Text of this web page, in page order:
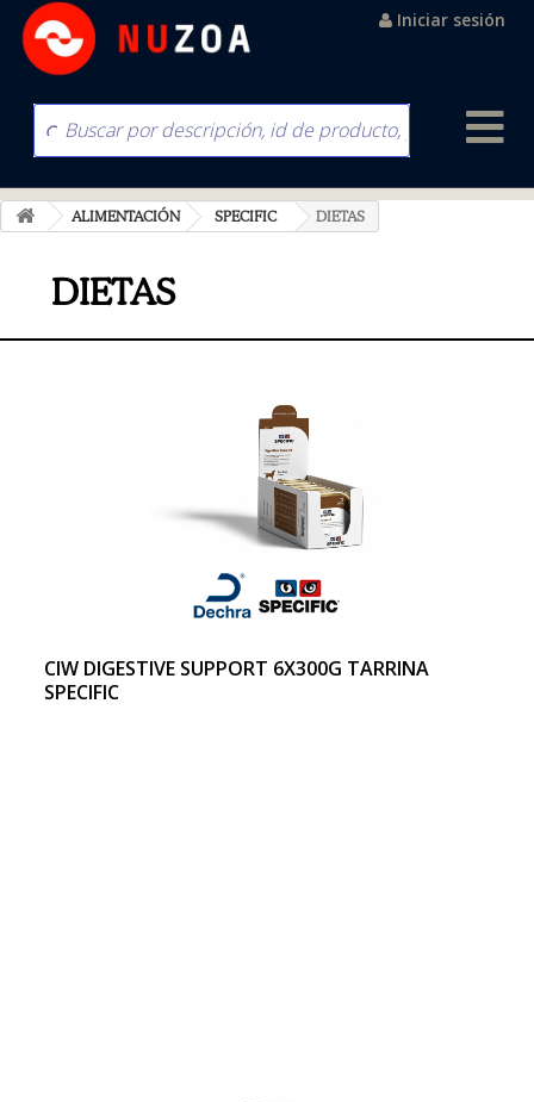
Iniciar sesión
ALIMENTACIÓN SPECIFIC DIETAS
DIETAS
CIW DIGESTIVE SUPPORT 6X300G TARRINA
SPECIFIC